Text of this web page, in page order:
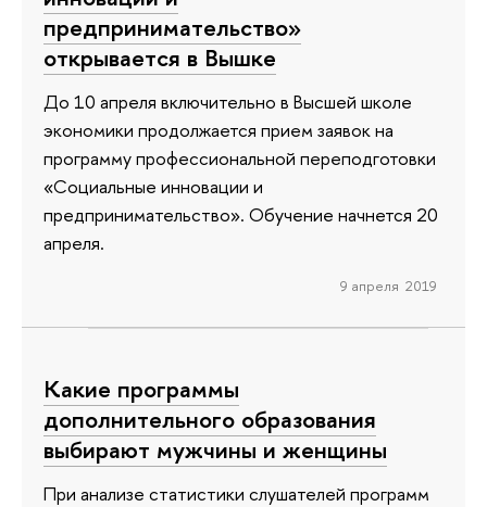
предпринимательство»
открывается в Вышке
До 10 апреля включительно в Высшей школе
экономики продолжается прием заявок на
программу профессиональной переподготовки
«Социальные инновации и
предпринимательство». Обучение начнется 20
апреля.
9 апреля 2019
Какие программы
дополнительного образования
выбирают мужчины и женщины
При анализе статистики слушателей программ